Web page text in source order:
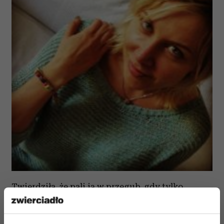
Twierdziła, że pali ją w przegub, gdy tylko
zaczyna myśleć „że przecież już więcej jej nie
potrzeba. Wystarczy jej już to, co osiągnęła”. Jest